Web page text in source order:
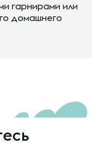
гарнирами или
домашнего